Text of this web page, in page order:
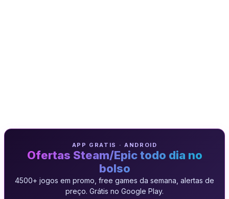
APP GRATIS · ANDROID
Ofertas Steam/Epic todo dia no
bolso
4500+ jogos em promo, free games da semana, alertas de
preço. Grátis no Google Play.